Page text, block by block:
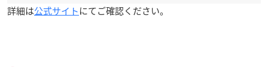
詳細は公式サイトにてご確認ください。